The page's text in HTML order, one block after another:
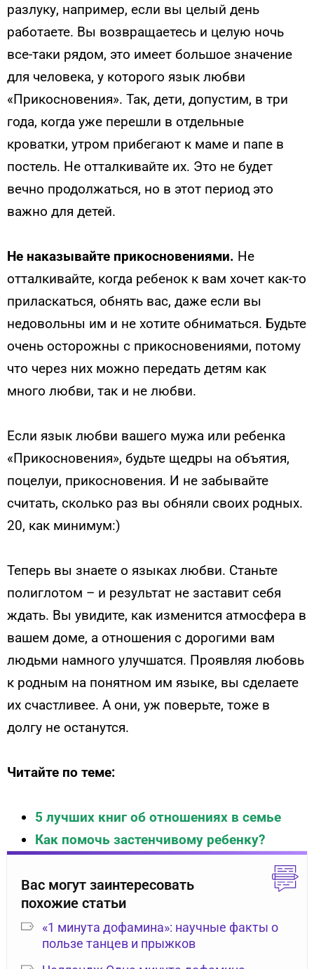
разлуку, например, если вы целый день
работаете. Вы возвращаетесь и целую ночь
все-таки рядом, это имеет большое значение
для человека, у которого язык любви
«Прикосновения». Так, дети, допустим, в три
года, когда уже перешли в отдельные
кроватки, утром прибегают к маме и папе в
постель. Не отталкивайте их. Это не будет
вечно продолжаться, но в этот период это
важно для детей.
Не наказывайте прикосновениями. Не
отталкивайте, когда ребенок к вам хочет как-то
приласкаться, обнять вас, даже если вы
недовольны им и не хотите обниматься. Будьте
очень осторожны с прикосновениями, потому
что через них можно передать детям как
много любви, так и не любви.
Если язык любви вашего мужа или ребенка
«Прикосновения», будьте щедры на объятия,
поцелуи, прикосновения. И не забывайте
считать, сколько раз вы обняли своих родных.
20, как минимум:)
Теперь вы знаете о языках любви. Станьте
полиглотом – и результат не заставит себя
ждать. Вы увидите, как изменится атмосфера в
вашем доме, а отношения с дорогими вам
людьми намного улучшатся. Проявляя любовь
к родным на понятном им языке, вы сделаете
их счастливее. А они, уж поверьте, тоже в
долгу не останутся.
Читайте по теме:
5 лучших книг об отношениях в семье
Как помочь застенчивому ребенку?
Вас могут заинтересовать
похожие статьи
«1 минута дофамина»: научные факты о
пользе танцев и прыжков